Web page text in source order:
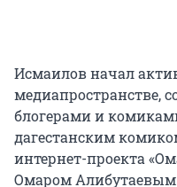
Исмаилов начал
медиапространстве,
блогерами и
дагестанским
интернет-проекта
Омаром Алибутаевым